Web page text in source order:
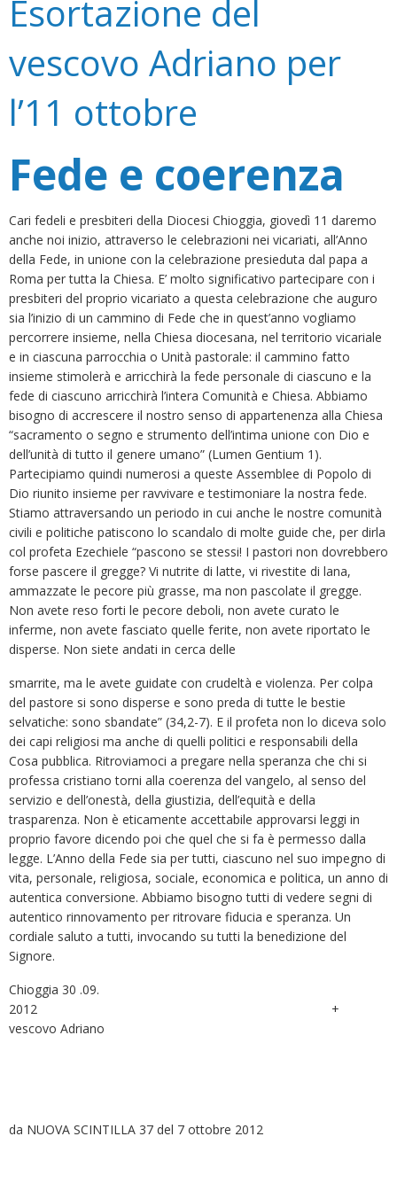
Esortazione del
vescovo Adriano per
l’11 ottobre
Fede e coerenza
Cari fedeli e presbiteri della Diocesi Chioggia, giovedì 11 daremo
anche noi inizio, attraverso le celebrazioni nei vicariati, all’Anno
della Fede, in unione con la celebrazione presieduta dal papa a
Roma per tutta la Chiesa. E’ molto significativo partecipare con i
presbiteri del proprio vicariato a questa celebrazione che auguro
sia l’inizio di un cammino di Fede che in quest’anno vogliamo
percorrere insieme, nella Chiesa diocesana, nel territorio vicariale
e in ciascuna parrocchia o Unità pastorale: il cammino fatto
insieme stimolerà e arricchirà la fede personale di ciascuno e la
fede di ciascuno arricchirà l’intera Comunità e Chiesa. Abbiamo
bisogno di accrescere il nostro senso di appartenenza alla Chiesa
“sacramento o segno e strumento dell’intima unione con Dio e
dell’unità di tutto il genere umano” (Lumen Gentium 1).
Partecipiamo quindi numerosi a queste Assemblee di Popolo di
Dio riunito insieme per ravvivare e testimoniare la nostra fede.
Stiamo attraversando un periodo in cui anche le nostre comunità
civili e politiche patiscono lo scandalo di molte guide che, per dirla
col profeta Ezechiele “pascono se stessi! I pastori non dovrebbero
forse pascere il gregge? Vi nutrite di latte, vi rivestite di lana,
ammazzate le pecore più grasse, ma non pascolate il gregge.
Non avete reso forti le pecore deboli, non avete curato le
inferme, non avete fasciato quelle ferite, non avete riportato le
disperse. Non siete andati in cerca delle
smarrite, ma le avete guidate con crudeltà e violenza. Per colpa
del pastore si sono disperse e sono preda di tutte le bestie
selvatiche: sono sbandate” (34,2-7). E il profeta non lo diceva solo
dei capi religiosi ma anche di quelli politici e responsabili della
Cosa pubblica. Ritroviamoci a pregare nella speranza che chi si
professa cristiano torni alla coerenza del vangelo, al senso del
servizio e dell’onestà, della giustizia, dell’equità e della
trasparenza. Non è eticamente accettabile approvarsi leggi in
proprio favore dicendo poi che quel che si fa è permesso dalla
legge. L’Anno della Fede sia per tutti, ciascuno nel suo impegno di
vita, personale, religiosa, sociale, economica e politica, un anno di
autentica conversione. Abbiamo bisogno tutti di vedere segni di
autentico rinnovamento per ritrovare fiducia e speranza. Un
cordiale saluto a tutti, invocando su tutti la benedizione del
Signore.
Chioggia 30 .09.
2012 +
vescovo Adriano
da NUOVA SCINTILLA 37 del 7 ottobre 2012